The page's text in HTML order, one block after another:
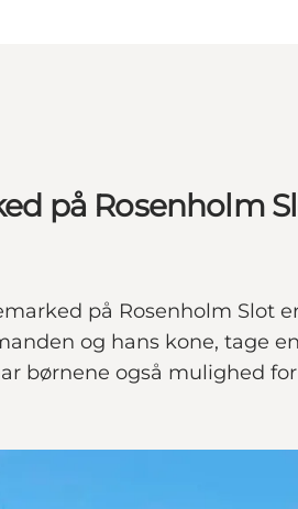
på Rosenholm
på Rosenholm Slot
og hans kone, tage
børnene også mulighed